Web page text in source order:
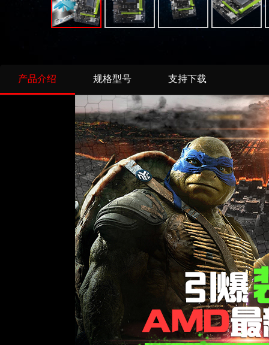
产品介绍 规格型号 支持下载